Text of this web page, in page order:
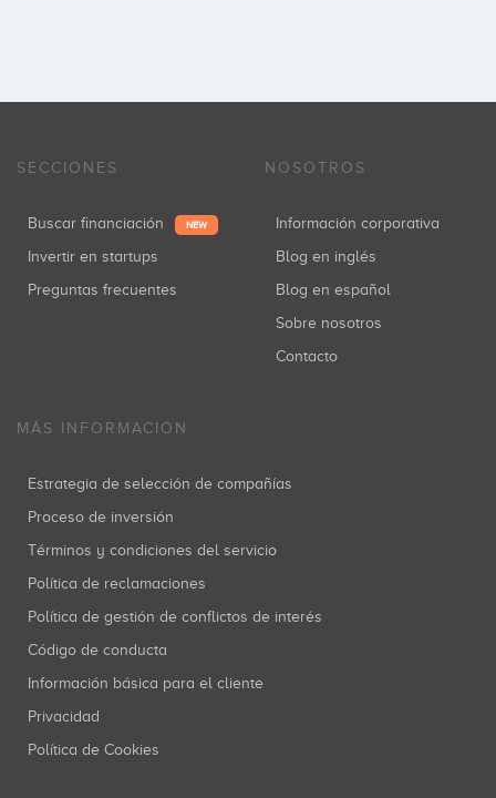
SECCIONES
Buscar financiación NEW
Invertir en startups
Preguntas frecuentes
NOSOTROS
Información corporativa
Blog en inglés
Blog en español
Sobre nosotros
Contacto
MÁS INFORMACIÓN
Estrategia de selección de compañías
Proceso de inversión
Términos y condiciones del servicio
Política de reclamaciones
Política de gestión de conflictos de interés
Código de conducta
Información básica para el cliente
Privacidad
Política de Cookies